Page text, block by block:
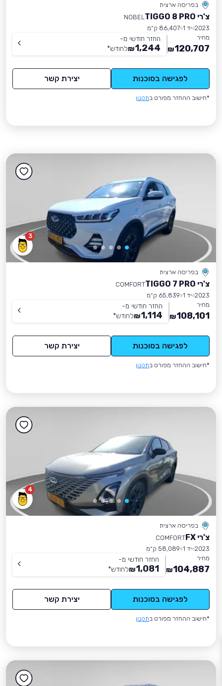
בפריסה ארצית
צ'רי TIGGO 8 PRO
NOBEL
2023 יד 1
86,407 ק״מ
מחיר
120,707
₪
החזר חודשי מ-
1,244
₪לחודש*
לפגישה בסוכנות יצירת קשר
*חישוב ההחזר מפורט בתקנון
3
בפריסה ארצית
צ'רי TIGGO 7 PRO
COMFORT
2023 יד 1
65,839 ק״מ
מחיר
108,101
₪
החזר חודשי מ-
1,114
₪לחודש*
לפגישה בסוכנות יצירת קשר
*חישוב ההחזר מפורט בתקנון
4
בפריסה ארצית
צ'רי FX
COMFORT
2023 יד 1
58,089 ק״מ
מחיר
104,887
₪
החזר חודשי מ-
1,081
₪לחודש*
לפגישה בסוכנות יצירת קשר
*חישוב ההחזר מפורט בתקנון